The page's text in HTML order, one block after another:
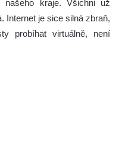
kraje. Všichni už
Internet je sice silná zbraň,
probíhat virtuálně, není